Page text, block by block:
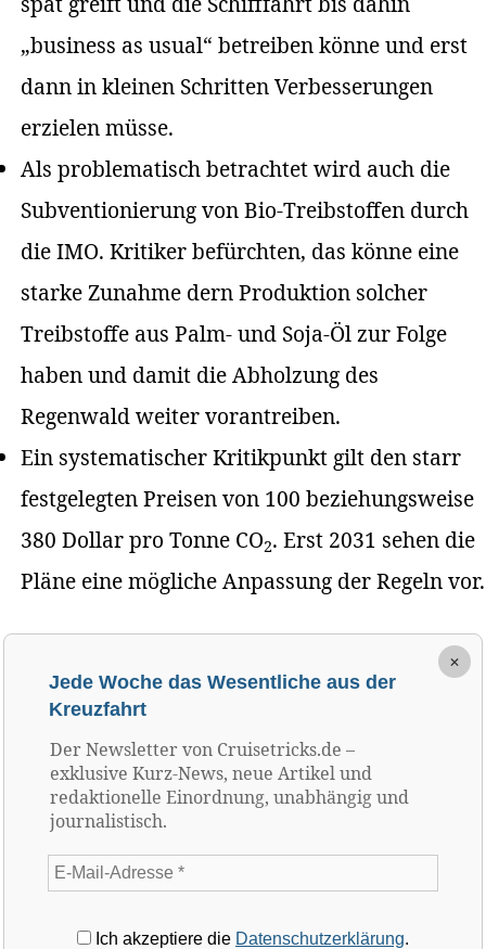
„business as usual“ betreiben könne und erst
dann in kleinen Schritten Verbesserungen
erzielen müsse.
Als problematisch betrachtet wird auch die
Subventionierung von Bio-Treibstoffen durch
die IMO. Kritiker befürchten, das könne eine
starke Zunahme dern Produktion solcher
Treibstoffe aus Palm- und Soja-Öl zur Folge
haben und damit die Abholzung des
Regenwald weiter vorantreiben.
Ein systematischer Kritikpunkt gilt den starr
festgelegten Preisen von 100 beziehungsweise
380 Dollar pro Tonne CO2. Erst 2031 sehen die
Pläne eine mögliche Anpassung der Regeln vor.
×
Jede Woche das Wesentliche aus der
Kreuzfahrt
Der Newsletter von Cruisetricks.de –
exklusive Kurz-News, neue Artikel und
redaktionelle Einordnung, unabhängig und
journalistisch.
Ich akzeptiere die Datenschutzerklärung.